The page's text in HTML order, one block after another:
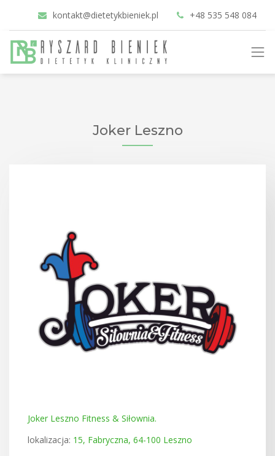
kontakt@dietetykbieniek.pl +48 535 548 084
Joker Leszno
Joker Leszno Fitness & Siłownia.
lokalizacja: 15, Fabryczna, 64-100 Leszno